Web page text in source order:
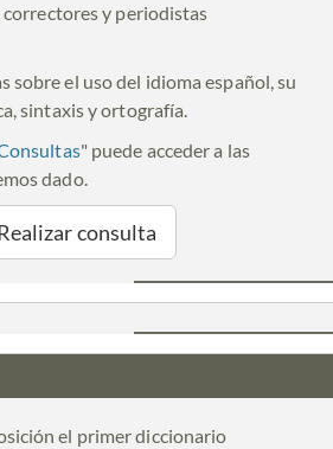
y periodistas
sobre el uso del idioma español, su
sintaxis y ortografía.
" puede acceder a las
dado.
consulta
el primer diccionario